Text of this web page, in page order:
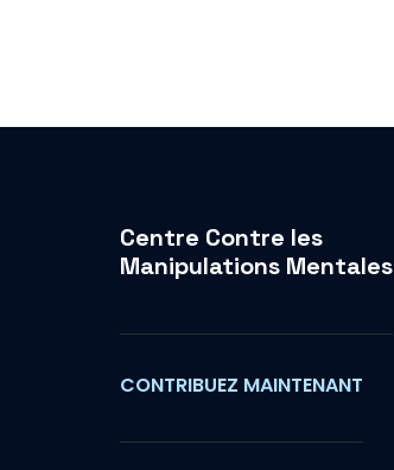
Centre Contre les
Manipulations Mentales
CONTRIBUEZ MAINTENANT